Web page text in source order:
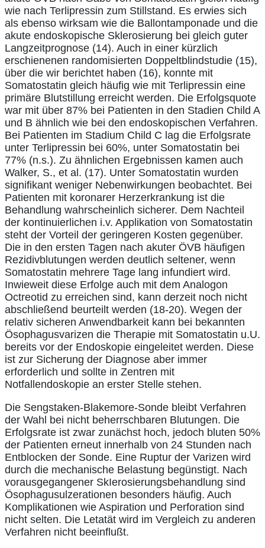
wie nach Terlipressin zum Stillstand. Es erwies sich
als ebenso wirksam wie die Ballontamponade und die
akute endoskopische Sklerosierung bei gleich guter
Langzeitprognose (14). Auch in einer kürzlich
erschienenen randomisierten Doppeltblindstudie (15),
über die wir berichtet haben (16), konnte mit
Somatostatin gleich häufig wie mit Terlipressin eine
primäre Blutstillung erreicht werden. Die Erfolgsquote
war mit über 87% bei Patienten in den Stadien Child A
und B ähnlich wie bei den endoskopischen Verfahren.
Bei Patienten im Stadium Child C lag die Erfolgsrate
unter Terlipressin bei 60%, unter Somatostatin bei
77% (n.s.). Zu ähnlichen Ergebnissen kamen auch
Walker, S., et al. (17). Unter Somatostatin wurden
signifikant weniger Nebenwirkungen beobachtet. Bei
Patienten mit koronarer Herzerkrankung ist die
Behandlung wahrscheinlich sicherer. Dem Nachteil
der kontinuierlichen i.v. Applikation von Somatostatin
steht der Vorteil der geringeren Kosten gegenüber.
Die in den ersten Tagen nach akuter ÖVB häufigen
Rezidivblutungen werden deutlich seltener, wenn
Somatostatin mehrere Tage lang infundiert wird.
Inwieweit diese Erfolge auch mit dem Analogon
Octreotid zu erreichen sind, kann derzeit noch nicht
abschließend beurteilt werden (18-20). Wegen der
relativ sicheren Anwendbarkeit kann bei bekannten
Ösophagusvarizen die Therapie mit Somatostatin u.U.
bereits vor der Endoskopie eingeleitet werden. Diese
ist zur Sicherung der Diagnose aber immer
erforderlich und sollte in Zentren mit
Notfallendoskopie an erster Stelle stehen.
Die Sengstaken-Blakemore-Sonde bleibt Verfahren
der Wahl bei nicht beherrschbaren Blutungen. Die
Erfolgsrate ist zwar zunächst hoch, jedoch bluten 50%
der Patienten erneut innerhalb von 24 Stunden nach
Entblocken der Sonde. Eine Ruptur der Varizen wird
durch die mechanische Belastung begünstigt. Nach
vorausgegangener SkIerosierungsbehandlung sind
Ösophagusulzerationen besonders häufig. Auch
Komplikationen wie Aspiration und Perforation sind
nicht selten. Die Letatät wird im Vergleich zu anderen
Verfahren nicht beeinflußt.